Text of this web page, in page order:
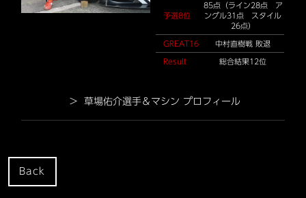
予選8位
85点（ライン28点 ア
ングル31点 スタイル
26点）
GREAT16 中村直樹戦 敗退
Result 総合結果12位
> 草場佑介選手＆マシン プロフィール
Back